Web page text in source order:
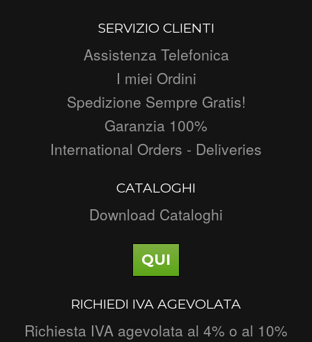
SERVIZIO CLIENTI
Assistenza Telefonica
I miei Ordini
Spedizione Sempre Gratis!
Garanzia 100%
International Orders - Deliveries
CATALOGHI
Download Cataloghi
QUI
RICHIEDI IVA AGEVOLATA
Richiesta IVA agevolata al 4% o al 10%